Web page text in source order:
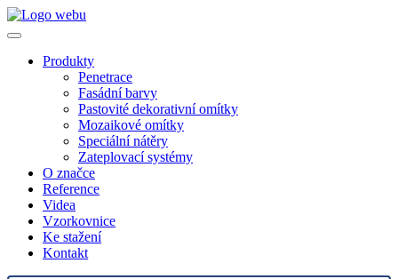
Produkty
Penetrace
Fasádní barvy
Pastovité dekorativní omítky
Mozaikové omítky
Speciální nátěry
Zateplovací systémy
O značce
Reference
Videa
Vzorkovnice
Ke stažení
Kontakt